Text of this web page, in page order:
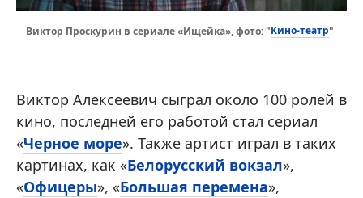
Виктор Проскурин в сериале «Ищейка», фото: "Кино-театр"
Виктор Алексеевич сыграл около 100 ролей в
кино, последней его работой стал сериал
«Черное море». Также артист играл в таких
картинах, как «Белорусский вокзал»,
«Офицеры», «Большая перемена»,